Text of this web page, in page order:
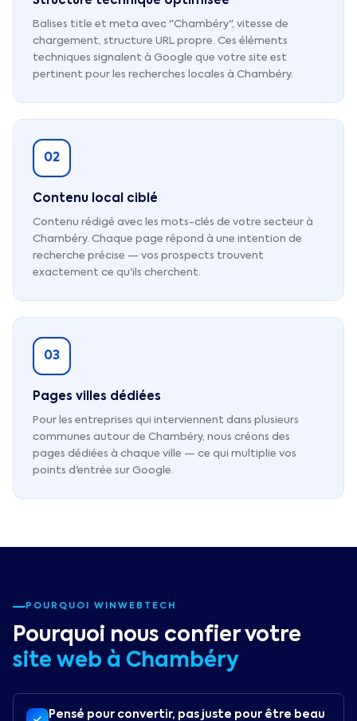
Balises title et meta avec "Chambéry", vitesse de
chargement, structure URL propre. Ces éléments
techniques signalent à Google que votre site est
pertinent pour les recherches locales à Chambéry.
02
Contenu local ciblé
Contenu rédigé avec les mots-clés de votre secteur à
Chambéry. Chaque page répond à une intention de
recherche précise — vos prospects trouvent
exactement ce qu'ils cherchent.
03
Pages villes dédiées
Pour les entreprises qui interviennent dans plusieurs
communes autour de Chambéry, nous créons des
pages dédiées à chaque ville — ce qui multiplie vos
points d'entrée sur Google.
POURQUOI WINWEBTECH
Pourquoi nous confier votre
site web à Chambéry
Pensé pour convertir, pas juste pour être beau